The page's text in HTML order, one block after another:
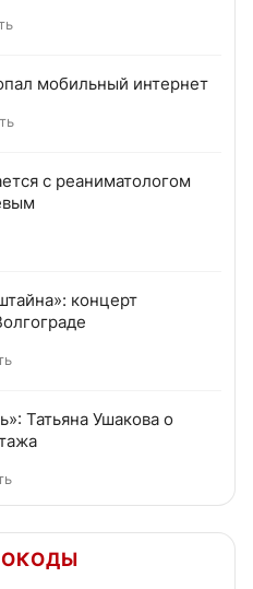
мобильный интернет
с реаниматологом
концерт
Татьяна Ушакова о